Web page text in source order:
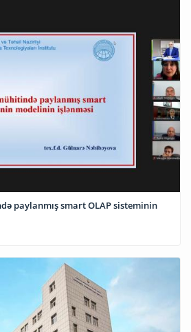
paylanmış smart OLAP sisteminin